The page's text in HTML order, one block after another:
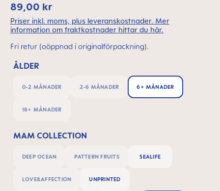
89,00 kr
Priser inkl. moms, plus leveranskostnader. Mer
information om fraktkostnader hittar du här.
Fri retur (oöppnad i originalförpackning).
ÅLDER
0-2 MÅNADER 2-6 MÅNADER 6+ MÅNADER
16+ MÅNADER
MAM COLLECTION
DEEP OCEAN PATTERN FRUITS SEALIFE
LOVE&AFFECTION UNPRINTED